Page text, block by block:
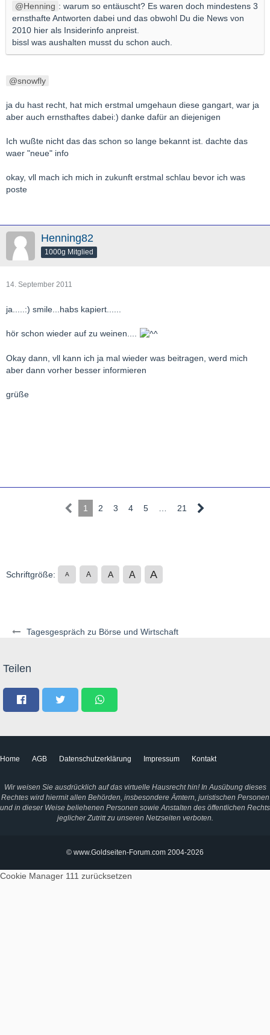
Tagesgespräch zu Börse und Wirtschaft
Henning : warum so entäuscht? Es waren doch mindestens 3
ernsthafte Antworten dabei und das obwohl Du die News von
2010 hier als Insiderinfo anpreist.
bissl was aushalten musst du schon auch.
snowfly
ja du hast recht, hat mich erstmal umgehaun diese gangart, war ja
aber auch ernsthaftes dabei:) danke dafür an diejenigen
Ich wußte nicht das das schon so lange bekannt ist. dachte das
waer "neue" info
okay, vll mach ich mich in zukunft erstmal schlau bevor ich was
poste
Henning82
1000g Mitglied
14. September 2011
ja.....:) smile...habs kapiert......
hör schon wieder auf zu weinen....
Okay dann, vll kann ich ja mal wieder was beitragen, werd mich
aber dann vorher besser informieren
grüße
1 2 3 4 5 21
Schriftgröße: A A A A A
Teilen
Home AGB Datenschutzerklärung Impressum Kontakt
Wir weisen Sie ausdrücklich auf das virtuelle Hausrecht hin! In Ausübung dieses
Rechtes wird hiermit allen Behörden, insbesondere Ämtern, juristischen Personen
und in dieser Weise beliehenen Personen sowie Anstalten des öffentlichen Rechts
jeglicher Zutritt zu unseren Netzseiten verboten.
© www.Goldseiten-Forum.com 2004-2026
Cookie Manager 111 zurücksetzen